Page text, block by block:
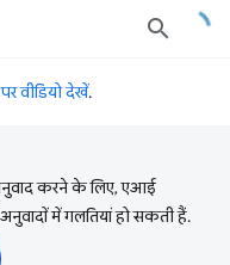
वीडियो देखें.
करने के लिए, एआई
में गलतियां हो सकती हैं.